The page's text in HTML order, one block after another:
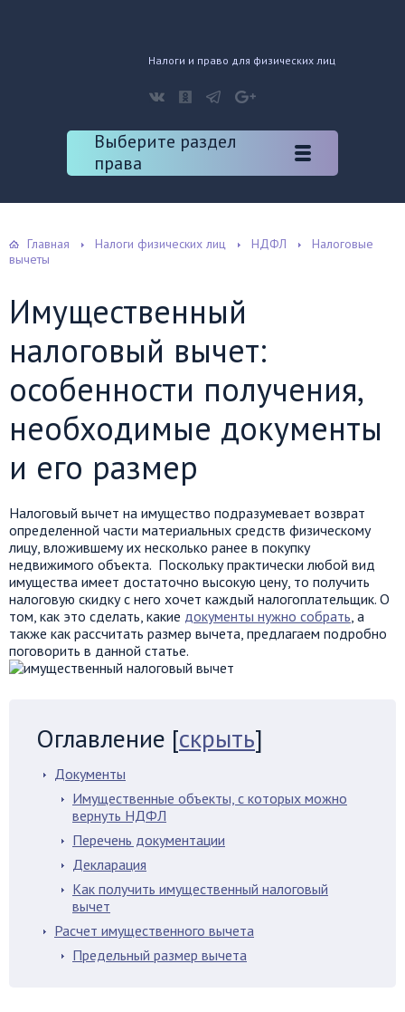
Налоги и право для физических лиц
Выберите раздел
права
Главная Налоги физических лиц НДФЛ
Налоговые
вычеты
Имущественный
налоговый вычет:
особенности получения,
необходимые документы
и его размер
Налоговый вычет на имущество подразумевает возврат
определенной части материальных средств физическому
лицу, вложившему их несколько ранее в покупку
недвижимого объекта. Поскольку практически любой вид
имущества имеет достаточно высокую цену, то получить
налоговую скидку с него хочет каждый налогоплательщик. О
том, как это сделать, какие документы нужно собрать, а
также как рассчитать размер вычета, предлагаем подробно
поговорить в данной статье.
Оглавление [скрыть]
Документы
Имущественные объекты, с которых можно
вернуть НДФЛ
Перечень документации
Декларация
Как получить имущественный налоговый
вычет
Расчет имущественного вычета
Предельный размер вычета